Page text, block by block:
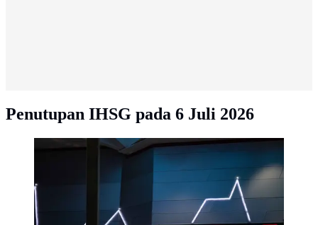
Penutupan IHSG pada 6 Juli 2026